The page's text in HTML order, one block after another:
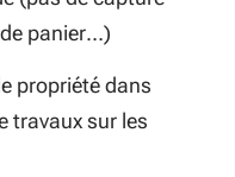
panier…)
propriété dans
travaux sur les